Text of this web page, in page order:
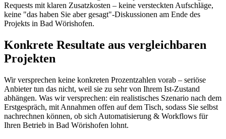
Requests mit klaren Zusatzkosten – keine versteckten Aufschläge,
keine "das haben Sie aber gesagt"-Diskussionen am Ende des
Projekts in Bad Wörishofen.
Konkrete Resultate aus vergleichbaren
Projekten
Wir versprechen keine konkreten Prozentzahlen vorab – seriöse
Anbieter tun das nicht, weil sie zu sehr von Ihrem Ist-Zustand
abhängen. Was wir versprechen: ein realistisches Szenario nach dem
Erstgespräch, mit Annahmen offen auf dem Tisch, sodass Sie selbst
nachrechnen können, ob sich Automatisierung & Workflows für
Ihren Betrieb in Bad Wörishofen lohnt.